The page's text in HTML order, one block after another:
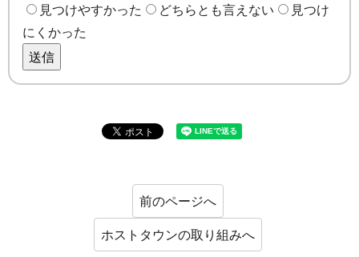
見つけやすかった
どちらとも言えない
見つけ
にくかった
送信
前のページへ
ホストタウンの取り組みへ